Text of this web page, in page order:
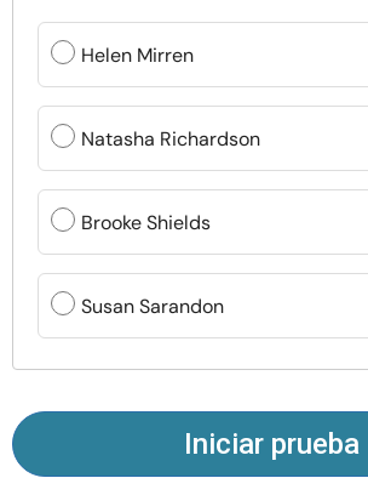
Recursos
Comunidad
Encuentra un terapeuta
Idioma
nosotros
© Copyright 2026. Todos los
Helen Mirren
Natasha Richardson
Brooke Shields
Susan Sarandon
Iniciar prueba